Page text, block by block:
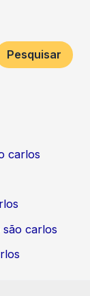
Pesquisar
carlos
carlos